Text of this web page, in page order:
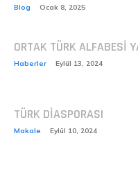
Blog Ocak 8, 2025
ORTAK TÜRK ALFABESİ
Haberler Eylül 13, 2024
TÜRK DİASPORASI
Makale Eylül 10, 2024